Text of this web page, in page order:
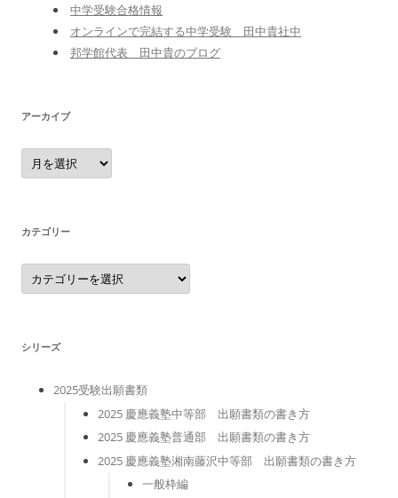
中学受験合格情報
オンラインで完結する中学受験 田中貴社中
邦学館代表 田中貴のブログ
アーカイブ
ア
ー
カ
カテゴリー
カ
テ
ゴ
シリーズ
2025受験出願書類
2025 慶應義塾中等部 出願書類の書き方
2025 慶應義塾普通部 出願書類の書き方
2025 慶應義塾湘南藤沢中等部 出願書類の書き方
一般枠編